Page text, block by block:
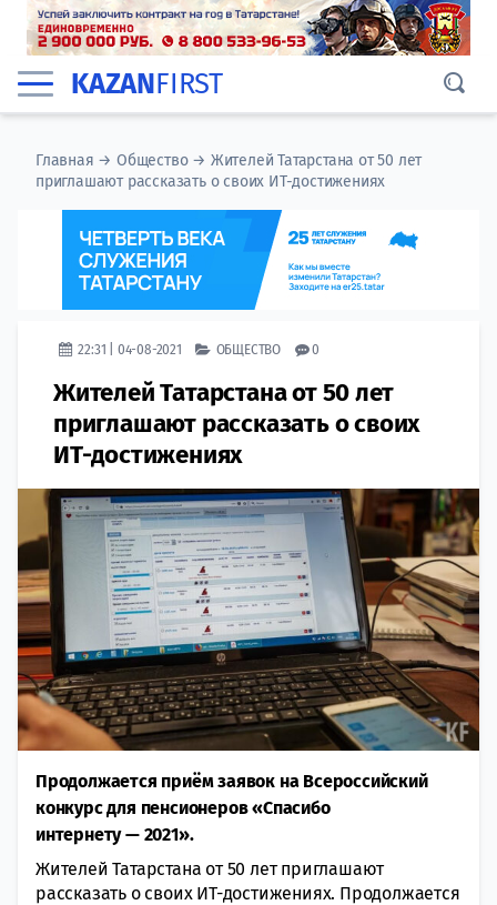
KAZANFIRST
Главная →Общество→ Жителей Татарстана от 50 лет
приглашают рассказать о своих ИТ-достижениях
22:31 | 04-08-2021 ОБЩЕСТВО 0
Жителей Татарстана от 50 лет
приглашают рассказать о своих
ИТ-достижениях
Продолжается приём заявок на Всероссийский
конкурс для пенсионеров «Спасибо
интернету — 2021».
Жителей Татарстана от 50 лет приглашают
рассказать о своих ИТ-достижениях. Продолжается